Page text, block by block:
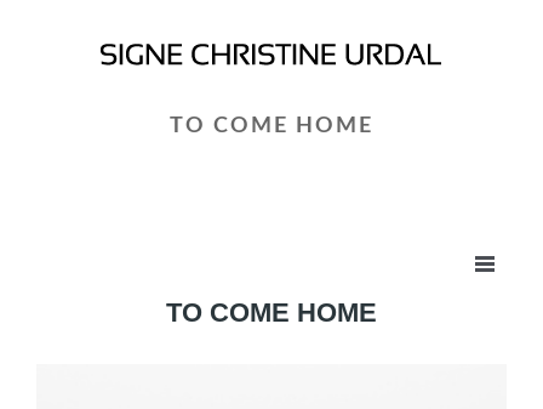
TO COME HOME
TO COME HOME